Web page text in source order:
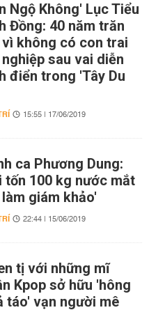
Ngộ Không' Lục Tiểu
Đồng: 40 năm trăn
không có con trai
sau vai diễn
điển trong 'Tây Du
15:55 | 17/06/2019
ca Phương Dung:
tốn 100 kg nước mắt
giám khảo'
22:44 | 15/06/2019
tị với những mĩ
Kpop sở hữu 'hông
táo' vạn người mê